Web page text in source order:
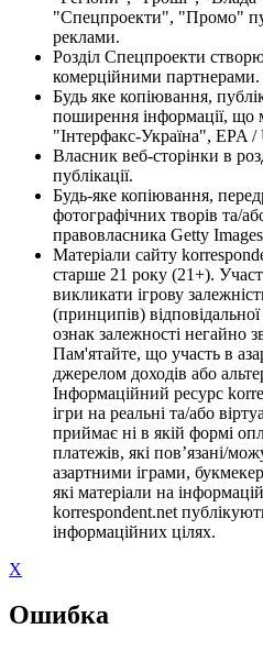
"Спецпроекти", "Промо"
реклами.
Розділ Спецпроекти
комерційними партнерами.
Будь яке копіювання,
поширення інформації, що
"Інтерфакс-Україна", EPA /
Власник веб-сторінки в
публікації.
Будь-яке копіювання,
фотографічних творів та/
правовласника Getty
Матеріали сайту
старше 21 року (21+).
викликати ігрову
(принципів)
ознак залежності негайно
Пам'ятайте, що участь в
джерелом доходів або
Інформаційний ресурс
ігри на реальні та/або
приймає ні в якій формі
платежів, які пов’язані/
азартними іграми,
які матеріали на
korrespondent.net
інформаційних цілях.
X
Ошибка